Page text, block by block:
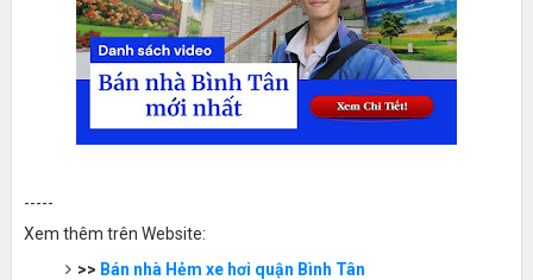
-----
Xem thêm trên Website:
>> Bán nhà Hẻm xe hơi quận Bình Tân